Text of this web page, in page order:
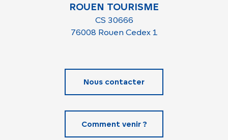
ROUEN TOURISME
CS 30666
76008 Rouen Cedex 1
Nous contacter
Comment venir ?